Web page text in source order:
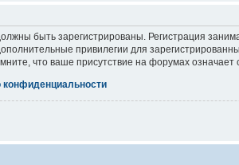
быть зарегистрированы. Регистрация
привилегии для
что ваше присутствие на форумах означает